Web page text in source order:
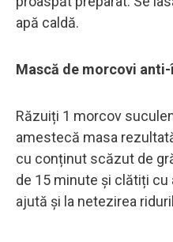
apă caldă.
Mască de morcovi
Răzuiți 1 morcov
amestecă masa
cu conținut scăzut de
de 15 minute și clătiți
ajută și la netezirea